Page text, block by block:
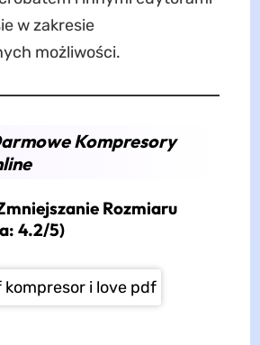
w zakresie
możliwości.
Kompresory
Rozmiaru
4.2/5)